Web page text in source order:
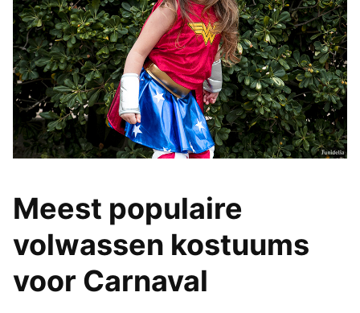
Meest populaire
volwassen kostuums
voor Carnaval